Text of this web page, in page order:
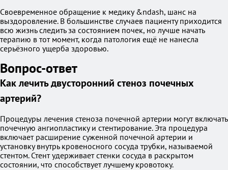
Своевременное обращение к медику &ndash, шанс на
выздоровление. В большинстве случаев пациенту приходится
всю жизнь следить за состоянием почек, но лучше начать
терапию в тот момент, когда патология ещё не нанесла
серьёзного ущерба здоровью.
Вопрос-ответ
Как лечить двусторонний стеноз почечных
артерий?
Процедуры лечения стеноза почечной артерии могут включать
почечную ангиопластику и стентирование. Эта процедура
включает расширение суженной почечной артерии и
установку внутрь кровеносного сосуда трубки, называемой
стентом. Стент удерживает стенки сосуда в раскрытом
состоянии, что способствует лучшему кровотоку.